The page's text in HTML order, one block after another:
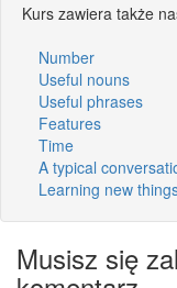
Kurs zawiera także
Number
Useful nouns
Useful phrases
Features
Time
A typical
Learning new
Musisz się